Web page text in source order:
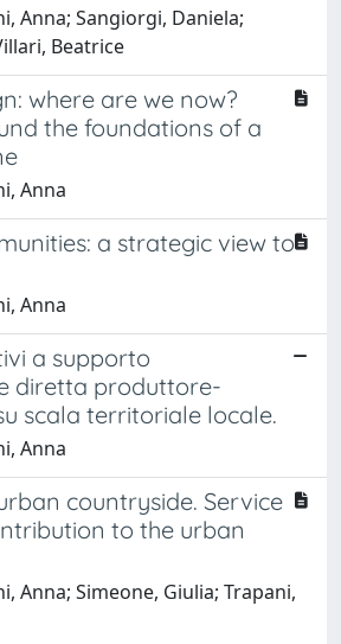
Anna; Sangiorgi, Daniela;
Beatrice
where are we now?
the foundations of a
Anna
a strategic view to
Anna
a supporto
diretta produttore-
scala territoriale locale.
Anna
countryside. Service
to the urban
Anna; Simeone, Giulia; Trapani,